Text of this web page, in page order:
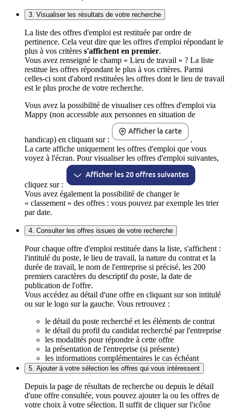
3. Visualiser les résultats de votre recherche
La liste des offres d'emploi est restituée par ordre de
pertinence. Cela veut dire que les offres d'emploi répondant le
plus à vos critères s'affichent en premier.
Vous avez renseigné le champ « Lieu de travail » ? La liste
restitue les offres répondant le plus à vos critères. Parmi
celles-ci sont d'abord restituées les offres dont le lieu de travail
est le plus proche de votre recherche.
Vous avez la possibilité de visualiser ces offres d'emploi via
Mappy (non accessible aux personnes en situation de
handicap) en cliquant sur :
.
La carte affiche uniquement les offres d'emploi que vous
voyez à l'écran. Pour visualiser les offres d'emploi suivantes,
cliquez sur :
Vous avez également la possibilité de changer le
« classement » des offres : vous pouvez par exemple les trier
par date.
4. Consulter les offres issues de votre recherche
Pour chaque offre d'emploi restituée dans la liste, s'affichent :
l'intitulé du poste, le lieu de travail, la nature du contrat et la
durée de travail, le nom de l'entreprise si précisé, les 200
premiers caractères du descriptif du poste, la date de
publication de l'offre.
Vous accédez au détail d'une offre en cliquant sur son intitulé
ou sur le logo sur la gauche. Vous retrouvez :
le détail du poste recherché et les éléments de contrat
le détail du profil du candidat recherché par l'entreprise
les modalités pour répondre à cette offre
la présentation de l'entreprise (si présente)
les informations complémentaires le cas échéant
5. Ajouter à votre sélection les offres qui vous intéressent
Depuis la page de résultats de recherche ou depuis le détail
d'une offre consultée, vous pouvez ajouter la ou les offres de
votre choix à votre sélection. Il suffit de cliquer sur l'icône